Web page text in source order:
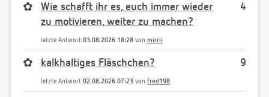
4
✿
Wie schafft ihr es, euch immer wieder
zu motivieren, weiter zu machen?
letzte Antwort 03.08.2026 18:28 von mirrii
9
✿ kalkhaltiges Fläschchen?
letzte Antwort 02.08.2026 07:23 von fred198